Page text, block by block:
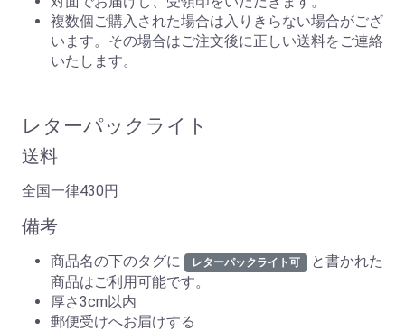
複数個ご購入された場合は入りきらない場合がござ
います。その場合はご注文後に正しい送料をご連絡
いたします。
レターパックライト
送料
全国一律430円
備考
商品名の下のタグに レターパックライト可 と書かれた
商品はご利用可能です。
厚さ3cm以内
郵便受けへお届けする